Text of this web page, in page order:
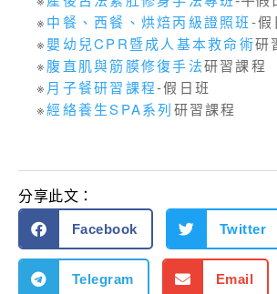
※中餐、西餐、烘焙丙級證照班-假
※嬰幼兒CPR暨成人基本救命術研
※腹直肌與筋膜修復手法研習課程
※ 月子餐研習課程-假日班
※經絡養生SPA系列研習課程
分享此文：
Facebook Twitter
Telegram Email